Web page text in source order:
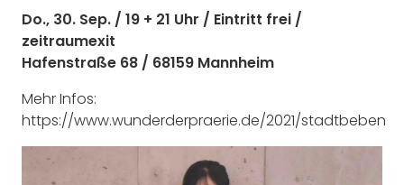
Do., 30. Sep. / 19 + 21 Uhr / Eintritt frei /
zeitraumexit
Hafenstraße 68 / 68159 Mannheim
Mehr Infos:
https://www.wunderderpraerie.de/2021/stadtbeben